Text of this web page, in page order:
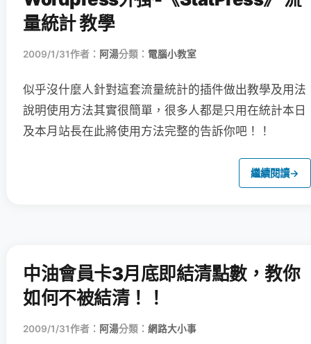
量統計 教學
2009/1/31作者： 阿湯分類： 電腦小教室
似乎沒什麼人針對這套流量統計的插件做出教學及用法
說明使用方法其實很簡單，很多人都是只用在統計本日
及本月站長在此將使用方法完整的告訴你吧！！
繼續閱讀→
中油會員卡3月底即結清點數，教你
如何不被結清！！
2009/1/31作者： 阿湯分類： 網路大小事